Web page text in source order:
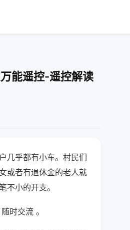
能遥控-遥控解读
几乎都有小车。村民们
或者有退休金的老人就
不小的开支。
时交流 。